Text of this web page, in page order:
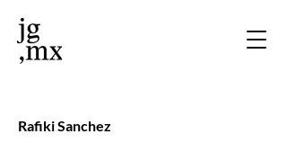
Rafiki Sanchez